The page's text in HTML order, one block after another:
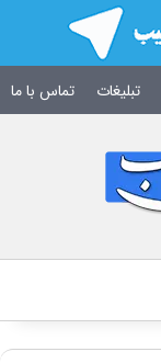
تبلیغات تماس با ما